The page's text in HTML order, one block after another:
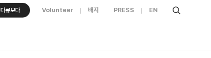
다큐보다 Volunteer 배지 PRESS EN